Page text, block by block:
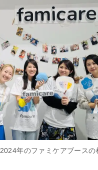
2024年のファミケアブースの